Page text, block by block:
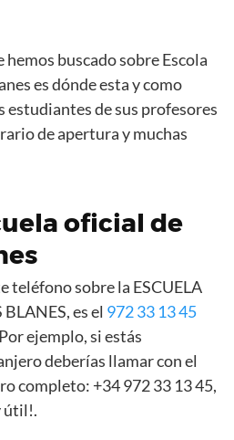
hemos buscado sobre Escola
es dónde esta y como
estudiantes de sus profesores
de apertura y muchas
oficial de
teléfono sobre la ESCUELA
es el 972 33 13 45
ejemplo, si estás
deberías llamar con el
completo: +34 972 33 13 45,
útil!.